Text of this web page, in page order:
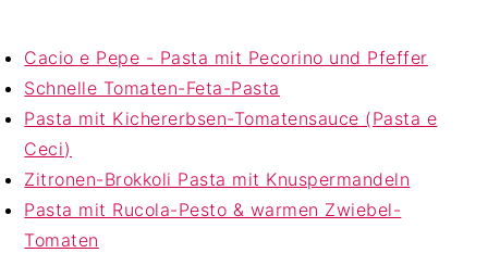
Cacio e Pepe - Pasta mit Pecorino und Pfeffer
Schnelle Tomaten-Feta-Pasta
Pasta mit Kichererbsen-Tomatensauce (Pasta e
Ceci)
Zitronen-Brokkoli Pasta mit Knuspermandeln
Pasta mit Rucola-Pesto & warmen Zwiebel-
Tomaten